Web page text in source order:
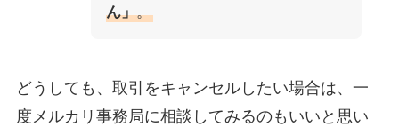
ん」。
どうしても、取引をキャンセルしたい場合は、一
度メルカリ事務局に相談してみるのもいいと思い